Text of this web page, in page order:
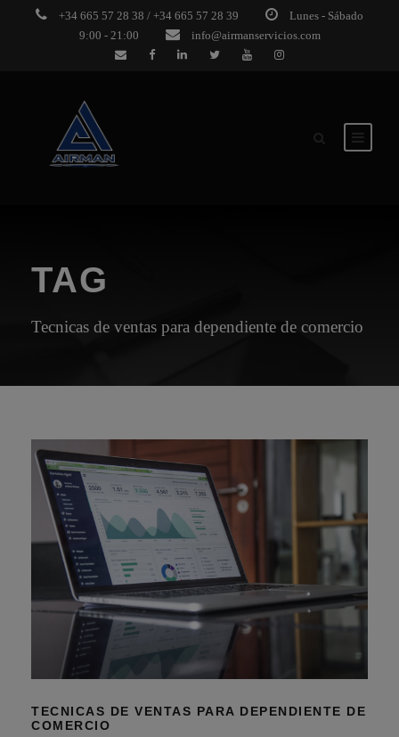
+34 665 57 28 38 / +34 665 57 28 39
Lunes - Sábado
9:00 - 21:00
info@airmanservicios.com
TAG
Tecnicas de ventas para dependiente de comercio
TECNICAS DE VENTAS PARA DEPENDIENTE DE
COMERCIO